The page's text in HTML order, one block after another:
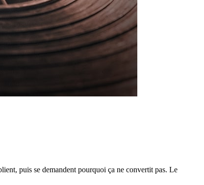
puis se demandent pourquoi ça ne convertit pas. Le